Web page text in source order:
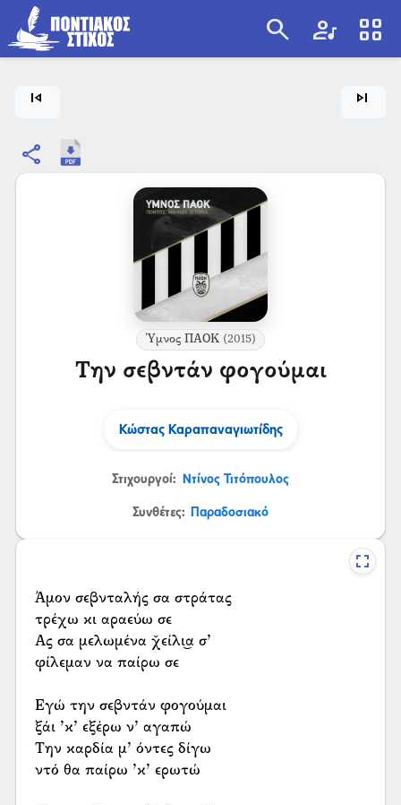
search artist view_cozy
skip_previous skip_next
share
Ύμνος ΠΑΟΚ (2015)
Την σεβντάν φογούμαι
Κώστας Καραπαναγιωτίδης
Στιχουργοί: Ντίνος Τιτόπουλος
Συνθέτες: Παραδοσιακό
Άμον σεβνταλής σα στράτας
τρέχω κι αραεύω σε
Ας σα μελωμένα χ̌είλι͜α σ’
φίλεμαν να παίρω σε
Εγώ την σεβντάν φογούμαι
ξάι ’κ’ εξέρω ν’ αγαπώ
Την καρδία μ’ όντες δίγω
ντό θα παίρω ’κ’ ερωτώ